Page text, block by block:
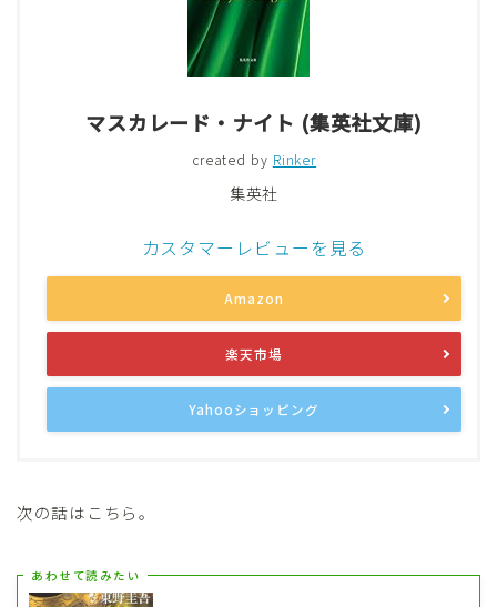
マスカレード・ナイト (集英社文庫)
created by Rinker
集英社
カスタマーレビューを見る
Amazon
楽天市場
Yahooショッピング
次の話はこちら。
あわせて読みたい